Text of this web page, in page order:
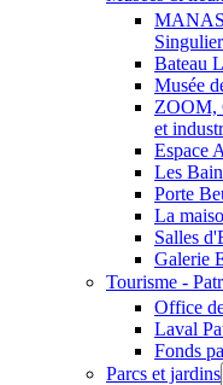
MANAS
Bateau
Musée
ZOOM,
et
Espace
Les
Porte
La
Salles
Galerie
Tourisme -
Office
Laval
Fonds
Parcs et jardins